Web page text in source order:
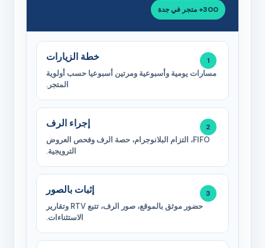
300+ متجر في جدة
خطة الزيارات
مسارات يومية وأسبوعية ومرتين أسبوعيا حسب أولوية
المتجر.
إجراء الرف
FIFO، التزام البلانوجرام، حصة الرف وفحص العروض
الترويجية.
إثبات بالصور
حضور موثق بالموقع، صور الرف، تتبع RTV وتقارير
الاستثناءات.